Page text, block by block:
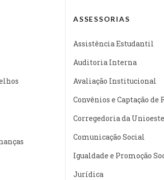
ASSESSORIAS
Assistência Estudantil
Auditoria Interna
Avaliação Institucional
Convênios e Captação de
Corregedoria da Unioeste
Comunicação Social
Igualdade e Promoção
Jurídica